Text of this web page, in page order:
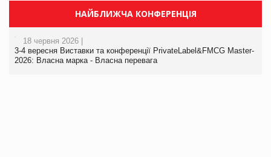
НАЙБЛИЖЧА КОНФЕРЕНЦІЯ
18 червня 2026 |
3-4 вересня Виставки та конференції PrivateLabel&FMCG Master-
2026: Власна марка - Власна перевага